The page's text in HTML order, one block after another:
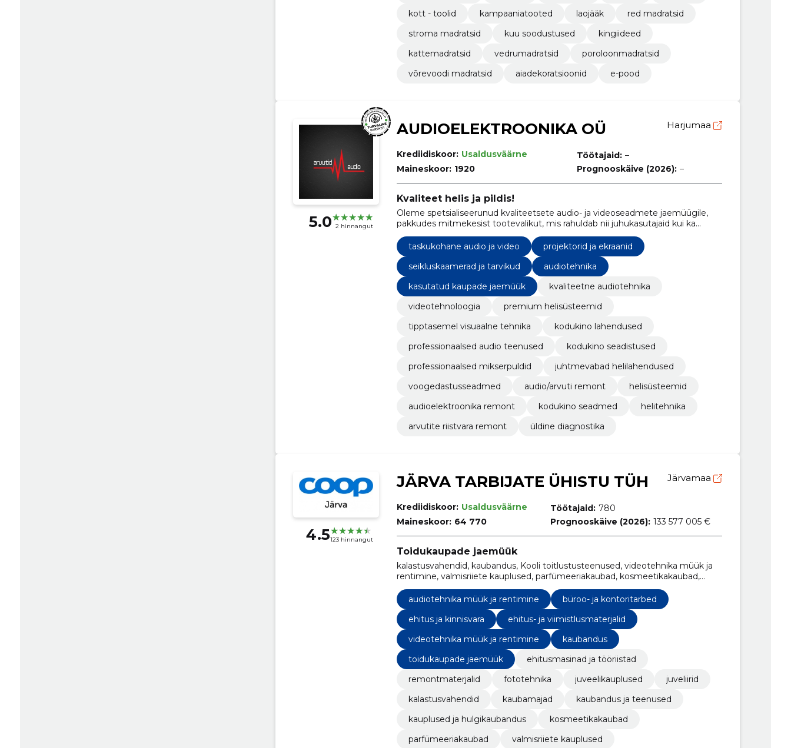
kott - toolid
kampaaniatooted laojääk
red madratsid
stroma madratsid
kuu soodustused
kingiideed
kattemadratsid
vedrumadratsid
poroloonmadratsid
võrevoodi madratsid
aiadekoratsioonid e-pood
5.0 2 hinnangut
AUDIOELEKTROONIKA OÜ Harjumaa
Krediidiskoor: Usaldusväärne
Maineskoor: 1920
Töötajaid: –
Prognooskäive (2026): –
Kvaliteet helis ja pildis!
Oleme spetsialiseerunud kvaliteetsete audio- ja videoseadmete jaemüügile,
pakkudes mitmekesist tootevalikut, mis rahuldab nii juhukasutajaid kui ka
audiofiile.
taskukohane audio ja video
projektorid ja ekraanid
seikluskaamerad ja tarvikud
audiotehnika
kasutatud kaupade jaemüük
kvaliteetne audiotehnika
videotehnoloogia
premium helisüsteemid
tipptasemel visuaalne tehnika
kodukino lahendused
professionaalsed audio teenused
kodukino seadistused
professionaalsed mikserpuldid
juhtmevabad helilahendused
voogedastusseadmed
audio/arvuti remont
helisüsteemid
audioelektroonika remont
kodukino seadmed
helitehnika
arvutite riistvara remont
üldine diagnostika
4.5123 hinnangut
JÄRVA TARBIJATE ÜHISTU TÜH Järvamaa
Krediidiskoor: Usaldusväärne
Maineskoor: 64 770
Töötajaid: 780
Prognooskäive (2026): 133 577 005 €
Toidukaupade jaemüük
kalastusvahendid, kaubandus, Kooli toitlustusteenused, videotehnika müük ja
rentimine, valmisriiete kauplused, parfümeeriakaubad, kosmeetikakaubad,
kaubamajad, audiotehnika müük ja rentimine, juveliirid
audiotehnika müük ja rentimine
büroo- ja kontoritarbed
ehitus ja kinnisvara
ehitus- ja viimistlusmaterjalid
videotehnika müük ja rentimine
kaubandus
toidukaupade jaemüük
ehitusmasinad ja tööriistad
remontmaterjalid
fototehnika juveelikauplused
juveliirid
kalastusvahendid
kaubamajad
kaubandus ja teenused
kauplused ja hulgikaubandus
kosmeetikakaubad
parfümeeriakaubad
valmisriiete kauplused